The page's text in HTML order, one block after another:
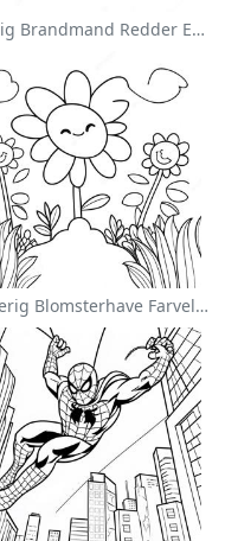
Modig Brandmand Redder En Kat Farvelægningsside
Farverig Blomsterhave Farvelægningsside